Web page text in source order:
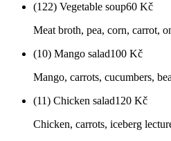
(122) Vegetable soup60 Kč
Meat broth, pea, corn, carrot,
(10) Mango salad100 Kč
Mango, carrots, cucumbers,
(11) Chicken salad120 Kč
Chicken, carrots, iceberg